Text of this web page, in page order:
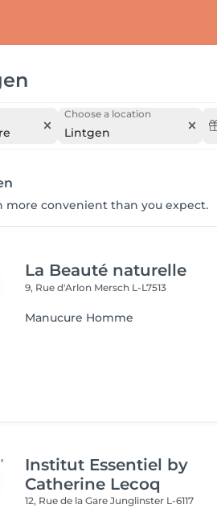
Choose a location
Lintgen
more convenient than you expect.
La Beauté naturelle
9, Rue d'Arlon Mersch L-L7513
Manucure Homme
Institut Essentiel by
Catherine Lecoq
12, Rue de la GareJunglinster L-6117